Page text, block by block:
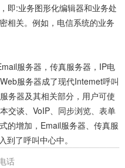
即:业务图形化编辑器和业务处
相关。例如，电信系统的业务
服务器，传真服务器，IP电
服务器成了现代Intemet呼叫
务器及其相关部分，用户可使
交谈、VoIP、同步浏览、表单
的增加，Email服务器、传真服
到了呼叫中心中。
话